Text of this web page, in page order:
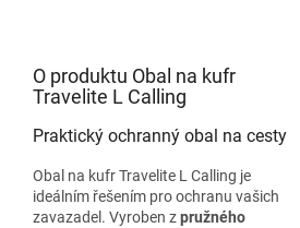
O produktu Obal na kufr
Travelite L Calling
Praktický ochranný obal na cesty
Obal na kufr Travelite L Calling je
ideálním řešením pro ochranu vašich
zavazadel. Vyroben zpružného